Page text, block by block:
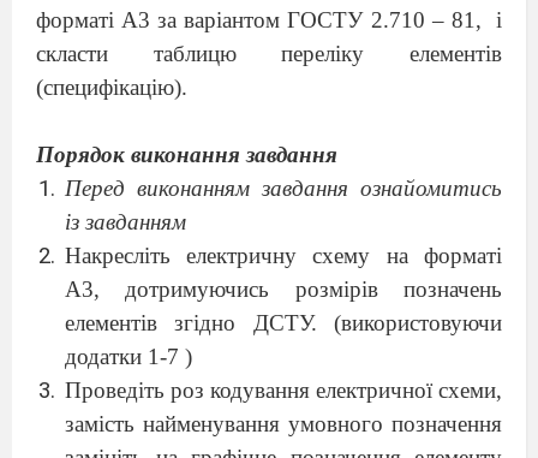
форматі А3 за варіантом ГОСТУ 2.710 – 81,
і
скласти таблицю переліку елементів
(специфікацію).
Порядок виконання завдання
Перед виконанням завдання ознайомитись
із завданням
Накресліть електричну схему на форматі
А3, дотримуючись розмірів позначень
елементів згідно ДСТУ. (використовуючи
додатки 1-7 )
Проведіть роз кодування електричної схеми,
замість найменування умовного позначення